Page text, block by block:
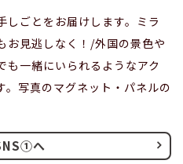
しごとをお届けします。ミラ
お見逃しなく！/外国の景色や
も一緒にいられるようなアク
写真のマグネット・パネルの
へ